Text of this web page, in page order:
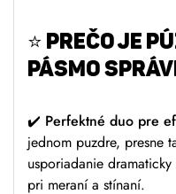
⭐ PREČO JE
pásmo
✔️ Perfektné duo pre
jednom puzdre, presne
usporiadanie
pri meraní a stínaní.